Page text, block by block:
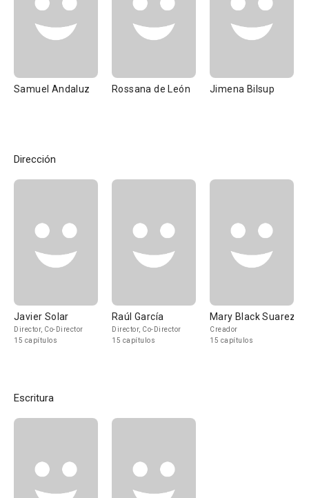
Samuel Andaluz Rossana de León Jimena Bilsup
Dirección
Javier Solar
Director, Co-Director
15 capítulos
Raúl García
Director, Co-Director
15 capítulos
Mary Black Suarez
Creador
15 capítulos
Escritura